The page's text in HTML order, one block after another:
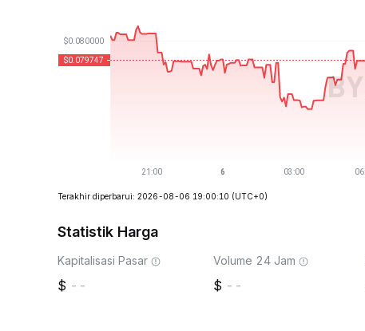
Terakhir diperbarui: 2026-08-06 19:00:10 (UTC+0)
Statistik Harga
Kapitalisasi Pasar
--
Volume 24 Jam
--